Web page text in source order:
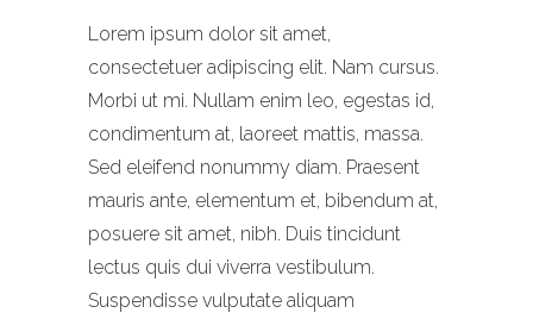
Lorem ipsum dolor sit amet,
consectetuer adipiscing elit. Nam cursus.
Morbi ut mi. Nullam enim leo, egestas id,
condimentum at, laoreet mattis, massa.
Sed eleifend nonummy diam. Praesent
mauris ante, elementum et, bibendum at,
posuere sit amet, nibh. Duis tincidunt
lectus quis dui viverra vestibulum.
Suspendisse vulputate aliquam